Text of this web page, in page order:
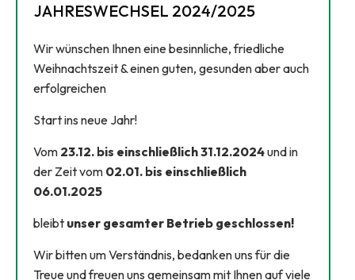
JAHRESWECHSEL 2024/2025
Wir wünschen Ihnen eine besinnliche, friedliche
Weihnachtszeit & einen guten, gesunden aber auch
erfolgreichen
Start ins neue Jahr!
Vom 23.12. bis einschließlich 31.12.2024und in
der Zeit vom 02.01. bis einschließlich
06.01.2025
bleibt unser gesamter Betrieb geschlossen!
Wir bitten um Verständnis, bedanken uns für die
Treue und freuen uns gemeinsam mit Ihnen auf viele